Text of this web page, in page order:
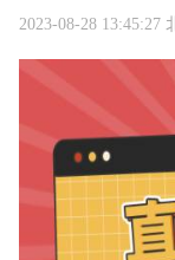
2023-08-28 13:45:27